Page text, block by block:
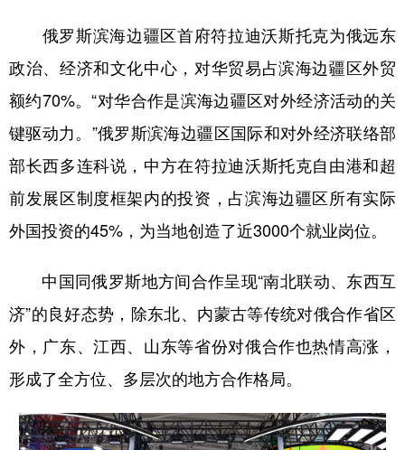
俄罗斯滨海边疆区首府符拉迪沃斯托克为俄远东
政治、经济和文化中心，对华贸易占滨海边疆区外贸
额约70%。“对华合作是滨海边疆区对外经济活动的关
键驱动力。”俄罗斯滨海边疆区国际和对外经济联络部
部长西多连科说，中方在符拉迪沃斯托克自由港和超
前发展区制度框架内的投资，占滨海边疆区所有实际
外国投资的45%，为当地创造了近3000个就业岗位。
中国同俄罗斯地方间合作呈现“南北联动、东西互
济”的良好态势，除东北、内蒙古等传统对俄合作省区
外，广东、江西、山东等省份对俄合作也热情高涨，
形成了全方位、多层次的地方合作格局。